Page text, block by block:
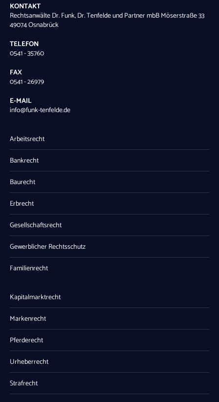
KONTAKT
Rechtsanwälte Dr. Funk, Dr. Tenfelde und Partner mbB Möserstraße 33
49074 Osnabrück
TELEFON
0541 - 35760
FAX
0541 - 26979
E-MAIL
info@funk-tenfelde.de
Arbeitsrecht
Bankrecht
Baurecht
Erbrecht
Gesellschaftsrecht
Gewerblicher Rechtsschutz
Familienrecht
Kapitalmarktrecht
Markenrecht
Pferderecht
Urheberrecht
Strafrecht